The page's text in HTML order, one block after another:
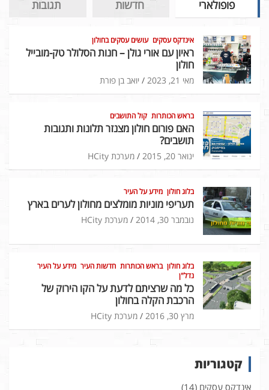
פופולארי חדשות תגובות
אינדקס עסקים עושים עסקים בחולון
ראיון עם אורי גולן – חנות הסלולר טק-מובייל
חולון
מאי 21, 2023 יואב בן פורת
בראש הכותרות קול התושבים
האם פורום חולון מצנזר תלונות ותגובות
תושבים?
ינואר 20, 2015 מערכת HCity
בלוג חולון מידע על העיר
תעריפי מוניות מומלצים מחולון לערים בארץ
נובמבר 30, 2014 מערכת HCity
בלוג חולון בראש הכותרות חדשות העיר מידע על העיר
נדל"ן
כל מה שרציתם לדעת על הקו הירוק של
הרכבת הקלה בחולון
מרץ 30, 2016 מערכת HCity
קטגוריות
אינדקס עסקים (14)